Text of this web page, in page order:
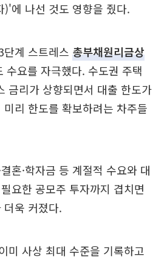
)'에 나선 것도 영향을 줬다.
계 스트레스 총부채원리금상
수요를 자극했다. 수도권 주택
금리가 상향되면서 대출 한도가
리 한도를 확보하려는 차주들
혼·학자금 등 계절적 수요와 대
요한 공모주 투자까지 겹치면
더욱 커졌다.
미 사상 최대 수준을 기록하고